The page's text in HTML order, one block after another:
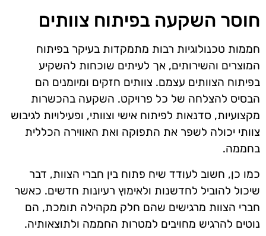
חוסר השקעה בפיתוח צוותים
חממות טכנולוגיות רבות מתמקדות בעיקר בפיתוח
המוצרים והשירותים, אך לעיתים שוכחות להשקיע
בפיתוח הצוותים עצמם. צוותים חזקים ומיומנים הם
הבסיס להצלחה של כל פרויקט. השקעה בהכשרות
מקצועיות, סדנאות לפיתוח אישי וצוותי, ופעילויות לגיבוש
צוותי יכולה לשפר את התפוקה ואת האווירה הכללית
בחממה.
כמו כן, חשוב לעודד שיח פתוח בין חברי הצוות, דבר
שיכול להוביל לחדשנות ולאימוץ רעיונות חדשים. כאשר
חברי הצוות מרגישים שהם חלק מקהילה תומכת, הם
נוטים להרגיש מחויבים למטרות החממה ולתוצאותיה.